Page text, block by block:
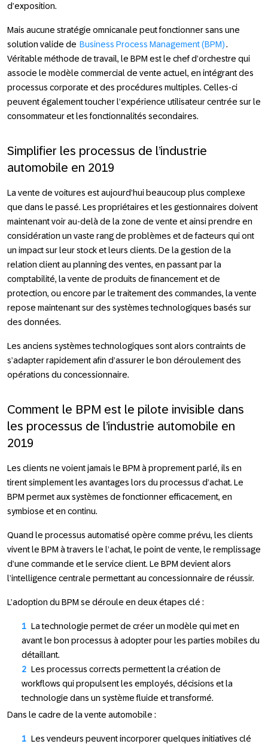
d’exposition.
Mais aucune stratégie omnicanale peut fonctionner sans une
solution valide de Business Process Management (BPM).
Véritable méthode de travail, le BPM est le chef d’orchestre qui
associe le modèle commercial de vente actuel, en intégrant des
processus corporate et des procédures multiples. Celles-ci
peuvent également toucher l’expérience utilisateur centrée sur le
consommateur et les fonctionnalités secondaires.
Simplifier les processus de l’industrie
automobile en 2019
La vente de voitures est aujourd’hui beaucoup plus complexe
que dans le passé. Les propriétaires et les gestionnaires doivent
maintenant voir au-delà de la zone de vente et ainsi prendre en
considération un vaste rang de problèmes et de facteurs qui ont
un impact sur leur stock et leurs clients. De la gestion de la
relation client au planning des ventes, en passant par la
comptabilité, la vente de produits de financement et de
protection, ou encore par le traitement des commandes, la vente
repose maintenant sur des systèmes technologiques basés sur
des données.
Les anciens systèmes technologiques sont alors contraints de
s’adapter rapidement afin d’assurer le bon déroulement des
opérations du concessionnaire.
Comment le BPM est le pilote invisible dans
les processus de l’industrie automobile en
2019
Les clients ne voient jamais le BPM à proprement parlé, ils en
tirent simplement les avantages lors du processus d’achat. Le
BPM permet aux systèmes de fonctionner efficacement, en
symbiose et en continu.
Quand le processus automatisé opère comme prévu, les clients
vivent le BPM à travers le l’achat, le point de vente, le remplissage
d’une commande et le service client. Le BPM devient alors
l’intelligence centrale permettant au concessionnaire de réussir.
L’adoption du BPM se déroule en deux étapes clé :
La technologie permet de créer un modèle qui met en
avant le bon processus à adopter pour les parties mobiles du
détaillant.
Les processus corrects permettent la création de
workflows qui propulsent les employés, décisions et la
technologie dans un système fluide et transformé.
Dans le cadre de la vente automobile :
Les vendeurs peuvent incorporer quelques initiatives clé